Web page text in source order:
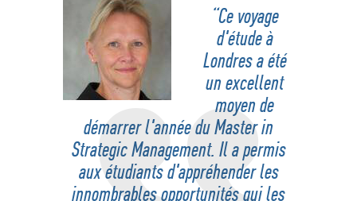
“Ce voyage
d'étude à
Londres a été
un excellent
moyen de
démarrer l'année du Master in
Strategic Management. Il a permis
aux étudiants d'appréhender les
innombrables opportunités qui les